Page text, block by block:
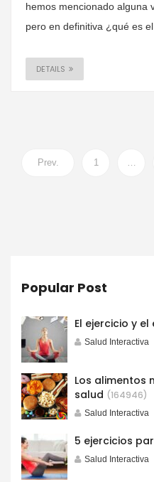
hemos mencionado alguna
pero en definitiva ¿qué es
DETAILS
Prev. 1 …
Popular Post
El ejercicio y el
Salud Interactiva
Los alimentos
salud (164946)
Salud Interactiva
5 ejercicios
Salud Interactiva